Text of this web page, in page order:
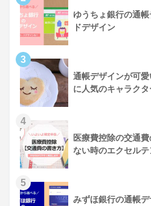
ゆうちょ銀行の通
ドデザイン
通帳デザインが可
に人気のキャラクタ
医療費控除の交通
ない時のエクセル
みずほ銀行の通帳